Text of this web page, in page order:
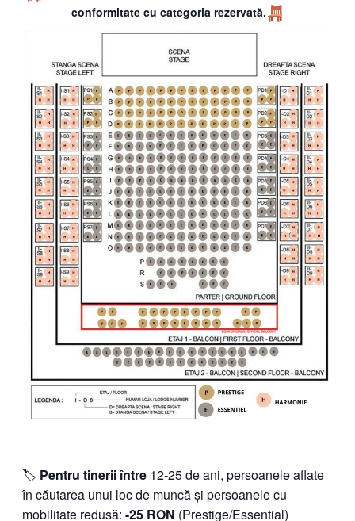
conformitate cu categoria rezervată.
🏷️ Pentru tinerii între12-25 de ani, persoanele aflate
în căutarea unui loc de muncă și persoanele cu
mobilitate redusă: -25 RON (Prestige/Essential)